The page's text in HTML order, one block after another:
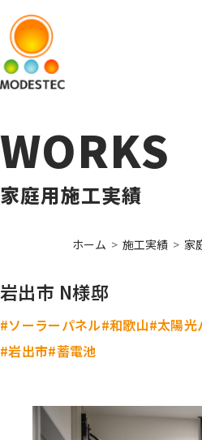
WORKS
家庭用施工実績
ホーム 施工実績 家
岩出市 N様邸
#ソーラーパネル#和歌山#太陽光
#岩出市#蓄電池